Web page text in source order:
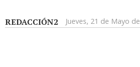
REDACCIÓN2 Jueves, 21 de Mayo